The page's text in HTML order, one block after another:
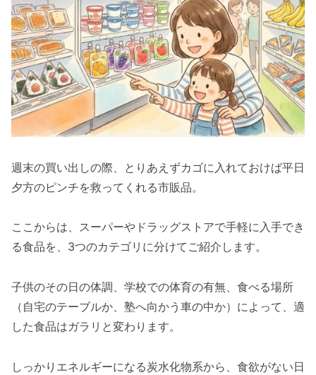
週末の買い出しの際、とりあえずカゴに入れておけば平日
夕方のピンチを救ってくれる市販品。
ここからは、スーパーやドラッグストアで手軽に入手でき
る食品を、3つのカテゴリに分けてご紹介します。
子供のその日の体調、学校での体育の有無、食べる場所
（自宅のテーブルか、塾へ向かう車の中か）によって、適
した食品はガラリと変わります。
しっかりエネルギーになる炭水化物系から、食欲がない日